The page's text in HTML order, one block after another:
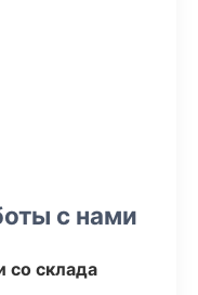
с нами
со склада